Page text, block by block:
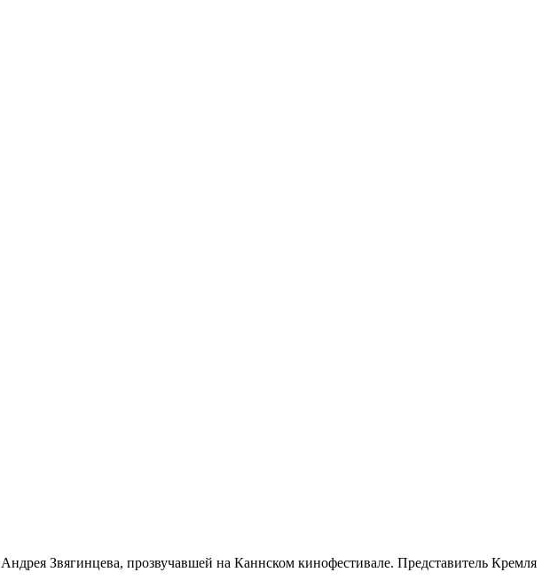
Звягинцева, прозвучавшей на Каннском кинофестивале. Представитель Кремля